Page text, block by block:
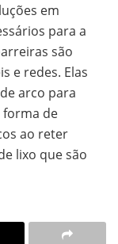
em
para a
são
e redes. Elas
arco para
forma de
ao reter
lixo que são